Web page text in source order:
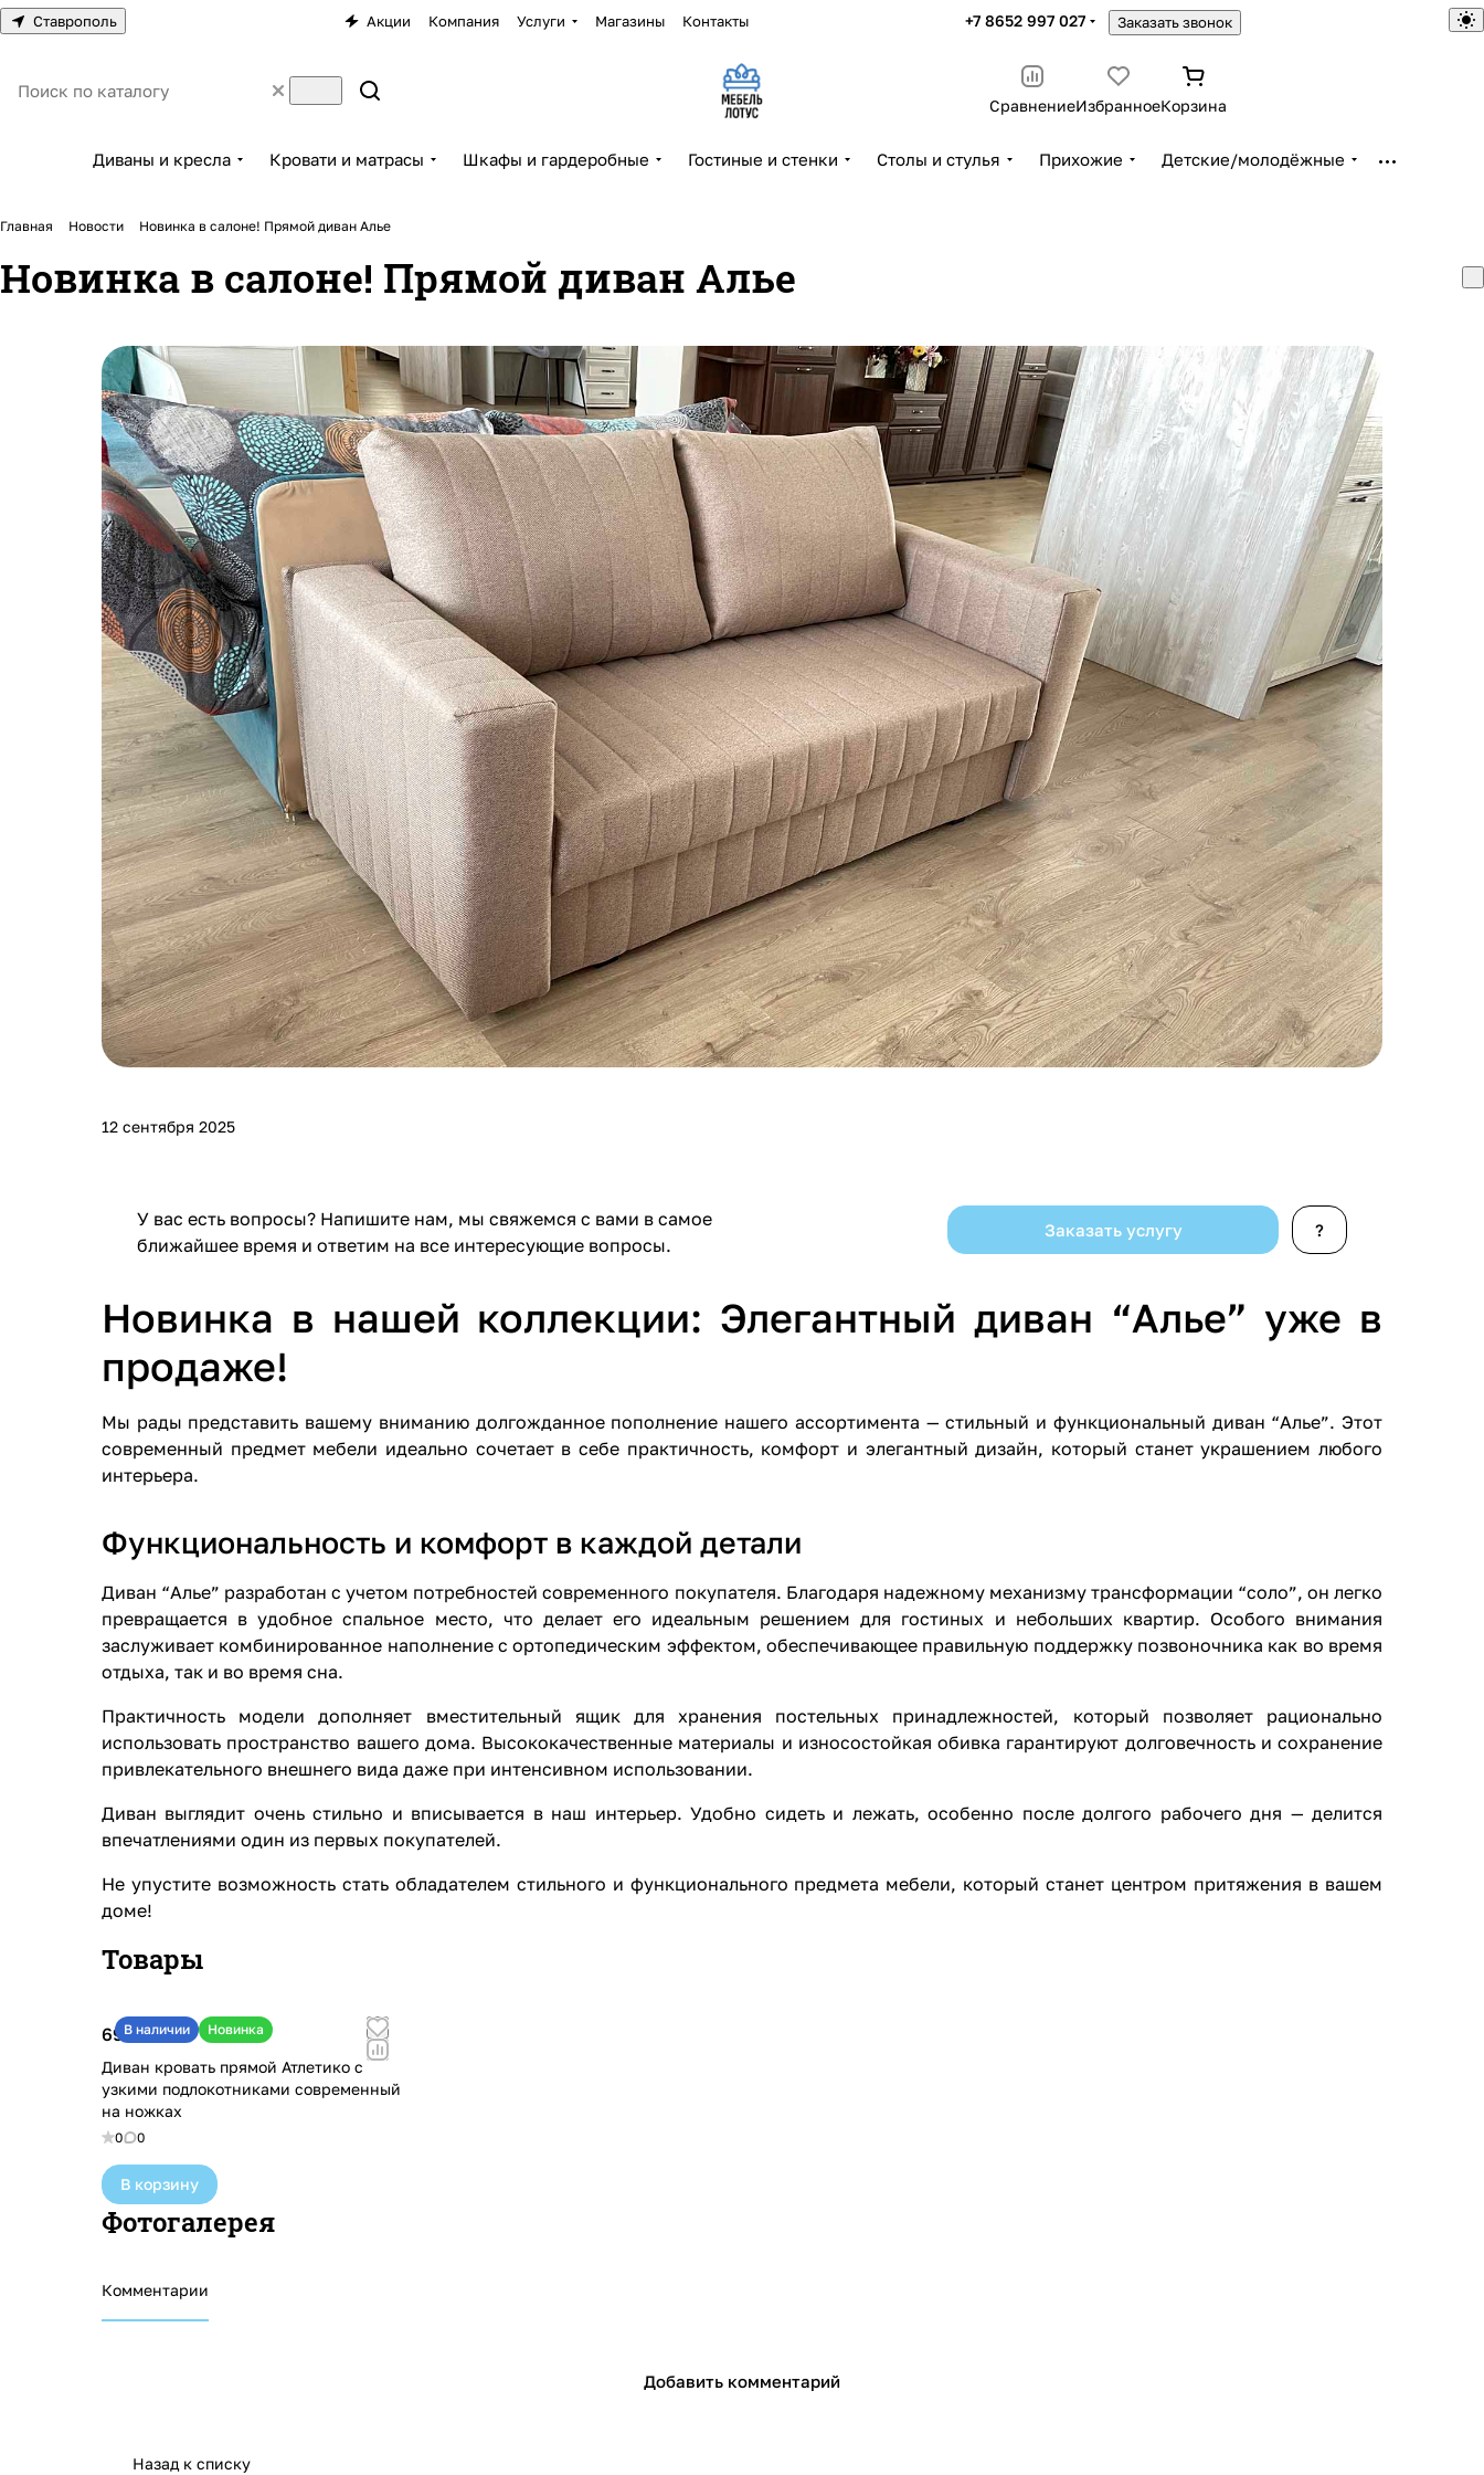
Ставрополь Акции Компания Услуги Магазины Контакты +7 8652 997 027 Заказать звонок
СравнениеИзбранноеКорзина
Диваны и кресла Кровати и матрасы Шкафы и гардеробные Гостиные и стенки Столы и стулья Прихожие Детские/молодёжные
Главная Новости Новинка в салоне! Прямой диван Алье
Новинка в салоне! Прямой диван Алье
12 сентября 2025
У вас есть вопросы? Напишите нам, мы свяжемся с вами в самое
ближайшее время и ответим на все интересующие вопросы.
Заказать услугу ?
Новинка в нашей коллекции: Элегантный диван “Алье” уже в
продаже!
Мы рады представить вашему вниманию долгожданное пополнение нашего ассортимента — стильный и функциональный диван “Алье”. Этот
современный предмет мебели идеально сочетает в себе практичность, комфорт и элегантный дизайн, который станет украшением любого
интерьера.
Функциональность и комфорт в каждой детали
Диван “Алье” разработан с учетом потребностей современного покупателя. Благодаря надежному механизму трансформации “соло”, он легко
превращается в удобное спальное место, что делает его идеальным решением для гостиных и небольших квартир. Особого внимания
заслуживает комбинированное наполнение с ортопедическим эффектом, обеспечивающее правильную поддержку позвоночника как во время
отдыха, так и во время сна.
Практичность модели дополняет вместительный ящик для хранения постельных принадлежностей, который позволяет рационально
использовать пространство вашего дома. Высококачественные материалы и износостойкая обивка гарантируют долговечность и сохранение
привлекательного внешнего вида даже при интенсивном использовании.
Диван выглядит очень стильно и вписывается в наш интерьер. Удобно сидеть и лежать, особенно после долгого рабочего дня — делится
впечатлениями один из первых покупателей.
Не упустите возможность стать обладателем стильного и функционального предмета мебели, который станет центром притяжения в вашем
доме!
Товары
В наличии Новинка
69 100 ₽
Диван кровать прямой Атлетико с
узкими подлокотниками современный
на ножках
0 0
В корзину
Фотогалерея
Комментарии
Добавить комментарий
Назад к списку